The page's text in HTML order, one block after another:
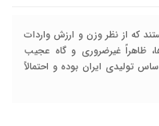
که از نظر وزن و ارزش واردات
ظاهراً غیرضروری و گاه عجیب
تولیدی ایران بوده و احتمالاً